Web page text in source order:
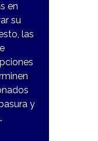
en
su
las
y